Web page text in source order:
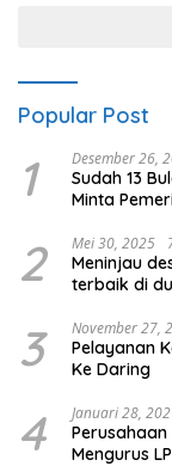
Popular Post
1 Desember 26,
Sudah 13
Minta
2 Mei 30, 2025
Meninjau
terbaik di
3 November 27,
Pelayanan
Ke Daring
4 Januari 28,
Mengurus